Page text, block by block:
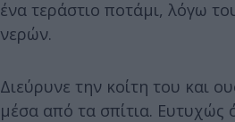
ένα τεράστιο ποτάμι, λόγω
νερών.
Διεύρυνε την κοίτη του και
μέσα από τα σπίτια. Ευτυχώς